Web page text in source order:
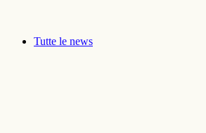
Tutte le news